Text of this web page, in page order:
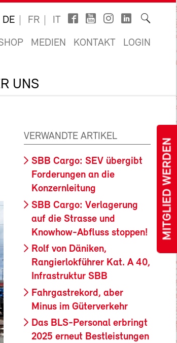
MITGLIED WERDEN
DE FR IT
MEDIEN KONTAKT LOGIN
UNS
VERWANDTE ARTIKEL
SBB Cargo: SEV übergibt
Forderungen an die
Konzernleitung
SBB Cargo: Verlagerung
auf die Strasse und
Knowhow-Abfluss stoppen!
Rolf von Däniken,
Rangierlokführer Kat. A 40,
Infrastruktur SBB
Fahrgastrekord, aber
Minus im Güterverkehr
Das BLS-Personal erbringt
2025 erneut Bestleistungen